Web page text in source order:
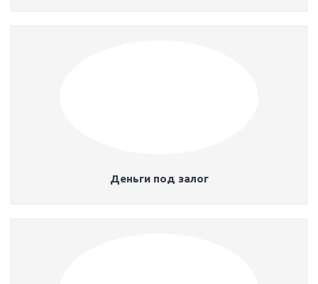
Деньги под залог